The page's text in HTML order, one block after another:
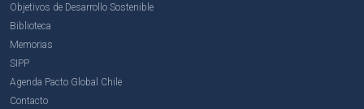
Objetivos de Desarrollo Sostenible
Biblioteca
Memorias
SIPP
Agenda Pacto Global Chile
Contacto